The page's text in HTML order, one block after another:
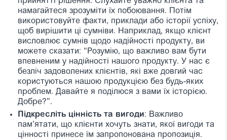
намагайтеся зрозуміти їх побоювання. Потім
використовуйте факти, приклади або історії успіху,
щоб вирішити ці сумніви. Наприклад, якщо клієнт
висловлює сумнів щодо надійності продукту, ви
можете сказати: “Розумію, що важливо вам бути
впевненим у надійності нашого продукту. У нас є
безліч задоволених клієнтів, які вже довгий час
користуються нашою продукцією без будь-яких
проблем. Давайте я поділюся з вами їх історією.
Добре?”.
Підкресліть цінність та вигоди: Важливо
пам’ятати, що клієнти хочуть знати, якої вигоди та
цінності принесе їм запропонована пропозиція.